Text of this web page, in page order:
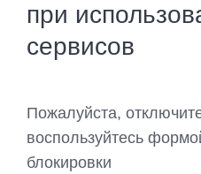
при
сервисов
Пожалуйста,
воспользуйтесь
блокировки